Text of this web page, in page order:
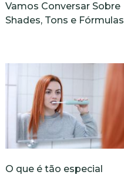
Vamos Conversar Sobre
Shades, Tons e Fórmulas
O que é tão especial